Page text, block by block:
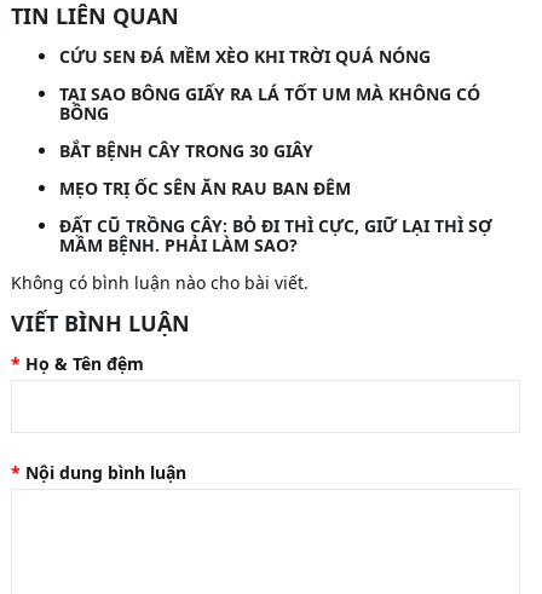
TIN LIÊN QUAN
CỨU SEN ĐÁ MỀM XÈO KHI TRỜI QUÁ NÓNG
TẠI SAO BÔNG GIẤY RA LÁ TỐT UM MÀ KHÔNG CÓ
BÔNG
BẮT BỆNH CÂY TRONG 30 GIÂY
MẸO TRỊ ỐC SÊN ĂN RAU BAN ĐÊM
ĐẤT CŨ TRỒNG CÂY: BỎ ĐI THÌ CỰC, GIỮ LẠI THÌ SỢ
MẦM BỆNH. PHẢI LÀM SAO?
Không có bình luận nào cho bài viết.
VIẾT BÌNH LUẬN
Họ & Tên đệm
Nội dung bình luận